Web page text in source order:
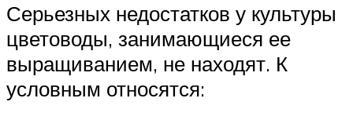
Серьезных недостатков у культуры
цветоводы, занимающиеся ее
выращиванием, не находят. К
условным относятся: